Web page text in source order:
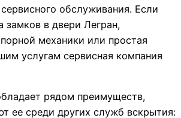
обслуживания. Если
замков в двери Легран,
механики или простая
услугам сервисная компания
рядом преимуществ,
ее среди других служб вскрытия: